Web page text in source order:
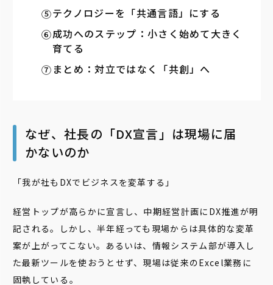
テクノロジーを「共通言語」にする
成功へのステップ：小さく始めて大きく
育てる
まとめ：対立ではなく「共創」へ
なぜ、社長の「DX宣言」は現場に届
かないのか
「我が社もDXでビジネスを変革する」
経営トップが高らかに宣言し、中期経営計画にDX推進が明
記される。しかし、半年経っても現場からは具体的な変革
案が上がってこない。あるいは、情報システム部が導入し
た最新ツールを使おうとせず、現場は従来のExcel業務に
固執している――。